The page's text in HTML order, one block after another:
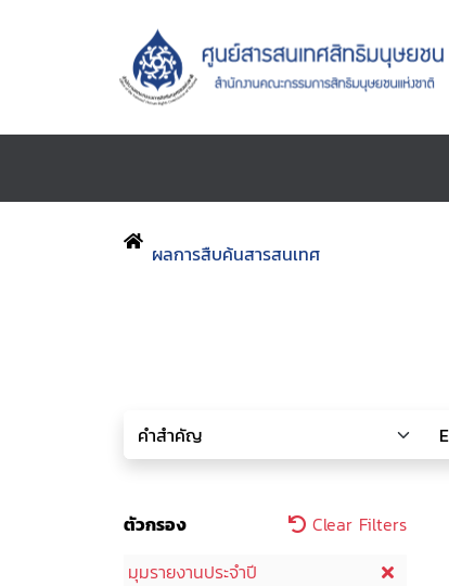
ผลการสืบค้นสารสนเทศ
ตัวกรอง
Clear Filters
มุมรายงานประจำปี